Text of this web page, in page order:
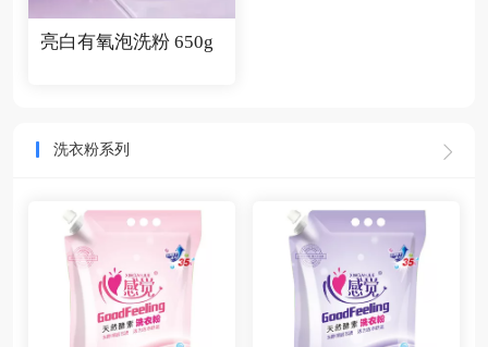
亮白有氧泡洗粉 650g
洗衣粉系列